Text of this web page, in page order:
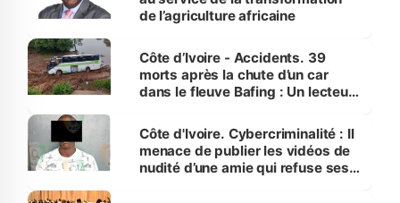
de l’agriculture africaine
Côte d’Ivoire - Accidents. 39
morts après la chute d’un car
dans le fleuve Bafing : Un lecteur
des Transports
Côte d'Ivoire. Cybercriminalité : Il
menace de publier les vidéos de
nudité d’une amie qui refuse ses